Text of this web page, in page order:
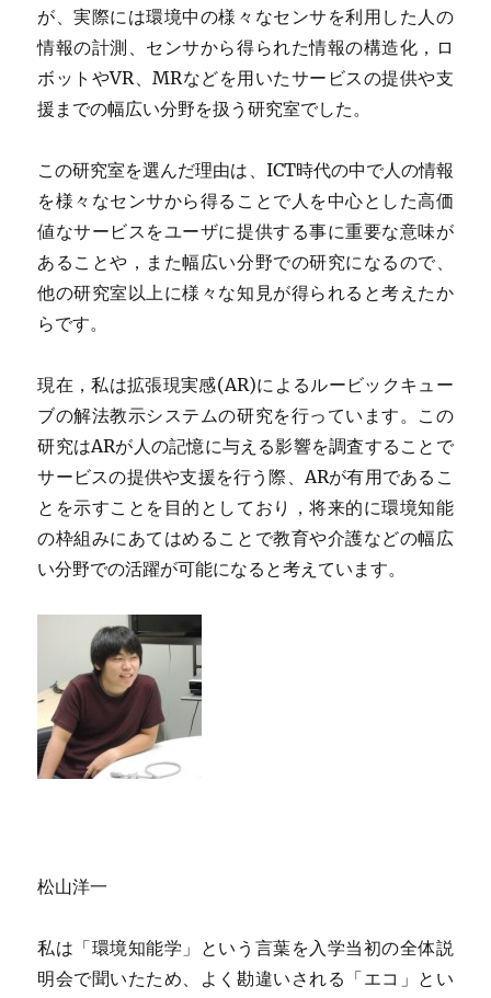
が、実際には環境中の様々なセンサを利用した人の
情報の計測、センサから得られた情報の構造化，ロ
ボットやVR、MRなどを用いたサービスの提供や支
援までの幅広い分野を扱う研究室でした。
この研究室を選んだ理由は、ICT時代の中で人の情報
を様々なセンサから得ることで人を中心とした高価
値なサービスをユーザに提供する事に重要な意味が
あることや，また幅広い分野での研究になるので、
他の研究室以上に様々な知見が得られると考えたか
らです。
現在，私は拡張現実感(AR)によるルービックキュー
ブの解法教示システムの研究を行っています。この
研究はARが人の記憶に与える影響を調査することで
サービスの提供や支援を行う際、ARが有用であるこ
とを示すことを目的としており，将来的に環境知能
の枠組みにあてはめることで教育や介護などの幅広
い分野での活躍が可能になると考えています。
松山洋一
私は「環境知能学」という言葉を入学当初の全体説
明会で聞いたため、よく勘違いされる「エコ」とい